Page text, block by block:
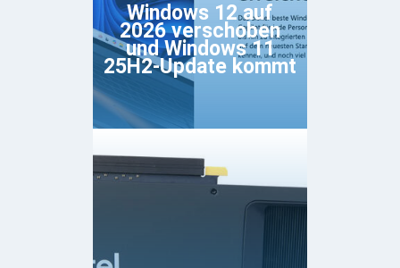
Windows 12 auf
2026 verschoben
und Windows 11
25H2-Update kommt